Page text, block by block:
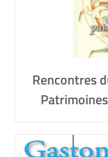
Rencontres